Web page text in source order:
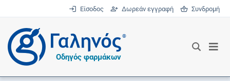
Είσοδος Δωρεάν εγγραφή Συνδρομή
®
Οδηγός φαρμάκων